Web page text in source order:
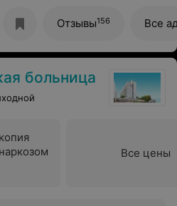
Всё сделали отлично!
Отзывы156 Все
больница
Все цены